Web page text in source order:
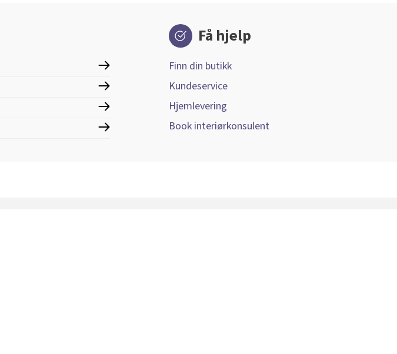
Få hjelp
Finn din butikk
Kundeservice
Hjemlevering
Book interiørkonsulent